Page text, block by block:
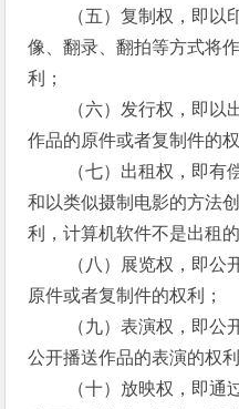
（五）复制权，即以印
像、翻录、翻拍等方式将
利；
（六）发行权，即以出
作品的原件或者复制件的权
（七）出租权，即有偿
和以类似摄制电影的方法
利，计算机软件不是出租
（八）展览权，即公开
原件或者复制件的权利；
（九）表演权，即公开
公开播送作品的表演的权利
（十）放映权，即通过